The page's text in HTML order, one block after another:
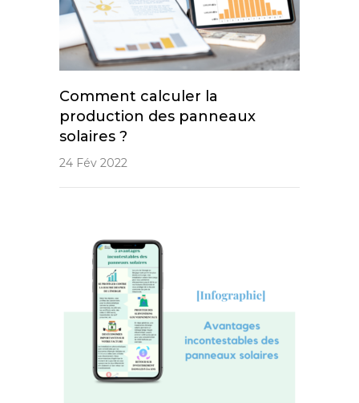
Comment calculer la
production des panneaux
solaires ?
24 Fév 2022